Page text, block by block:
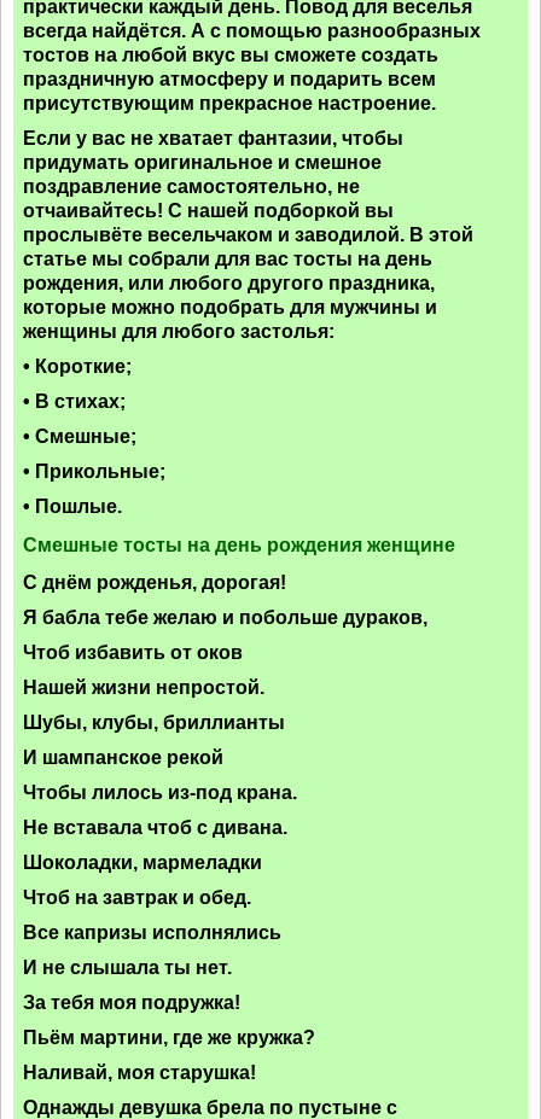
практически каждый день. Повод для веселья
всегда найдётся. А с помощью разнообразных
тостов на любой вкус вы сможете создать
праздничную атмосферу и подарить всем
присутствующим прекрасное настроение.
Если у вас не хватает фантазии, чтобы
придумать оригинальное и смешное
поздравление самостоятельно, не
отчаивайтесь! С нашей подборкой вы
прослывёте весельчаком и заводилой. В этой
статье мы собрали для вас тосты на день
рождения, или любого другого праздника,
которые можно подобрать для мужчины и
женщины для любого застолья:
• Короткие;
• В стихах;
• Смешные;
• Прикольные;
• Пошлые.
Смешные тосты на день рождения женщине
С днём рожденья, дорогая!
Я бабла тебе желаю и побольше дураков,
Чтоб избавить от оков
Нашей жизни непростой.
Шубы, клубы, бриллианты
И шампанское рекой
Чтобы лилось из-под крана.
Не вставала чтоб с дивана.
Шоколадки, мармеладки
Чтоб на завтрак и обед.
Все капризы исполнялись
И не слышала ты нет.
За тебя моя подружка!
Пьём мартини, где же кружка?
Наливай, моя старушка!
Однажды девушка брела по пустыне с